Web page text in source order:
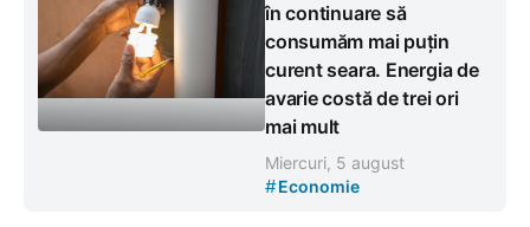
în continuare să
consumăm mai puțin
curent seara. Energia de
avarie costă de trei ori
mai mult
Miercuri, 5 august
#Economie